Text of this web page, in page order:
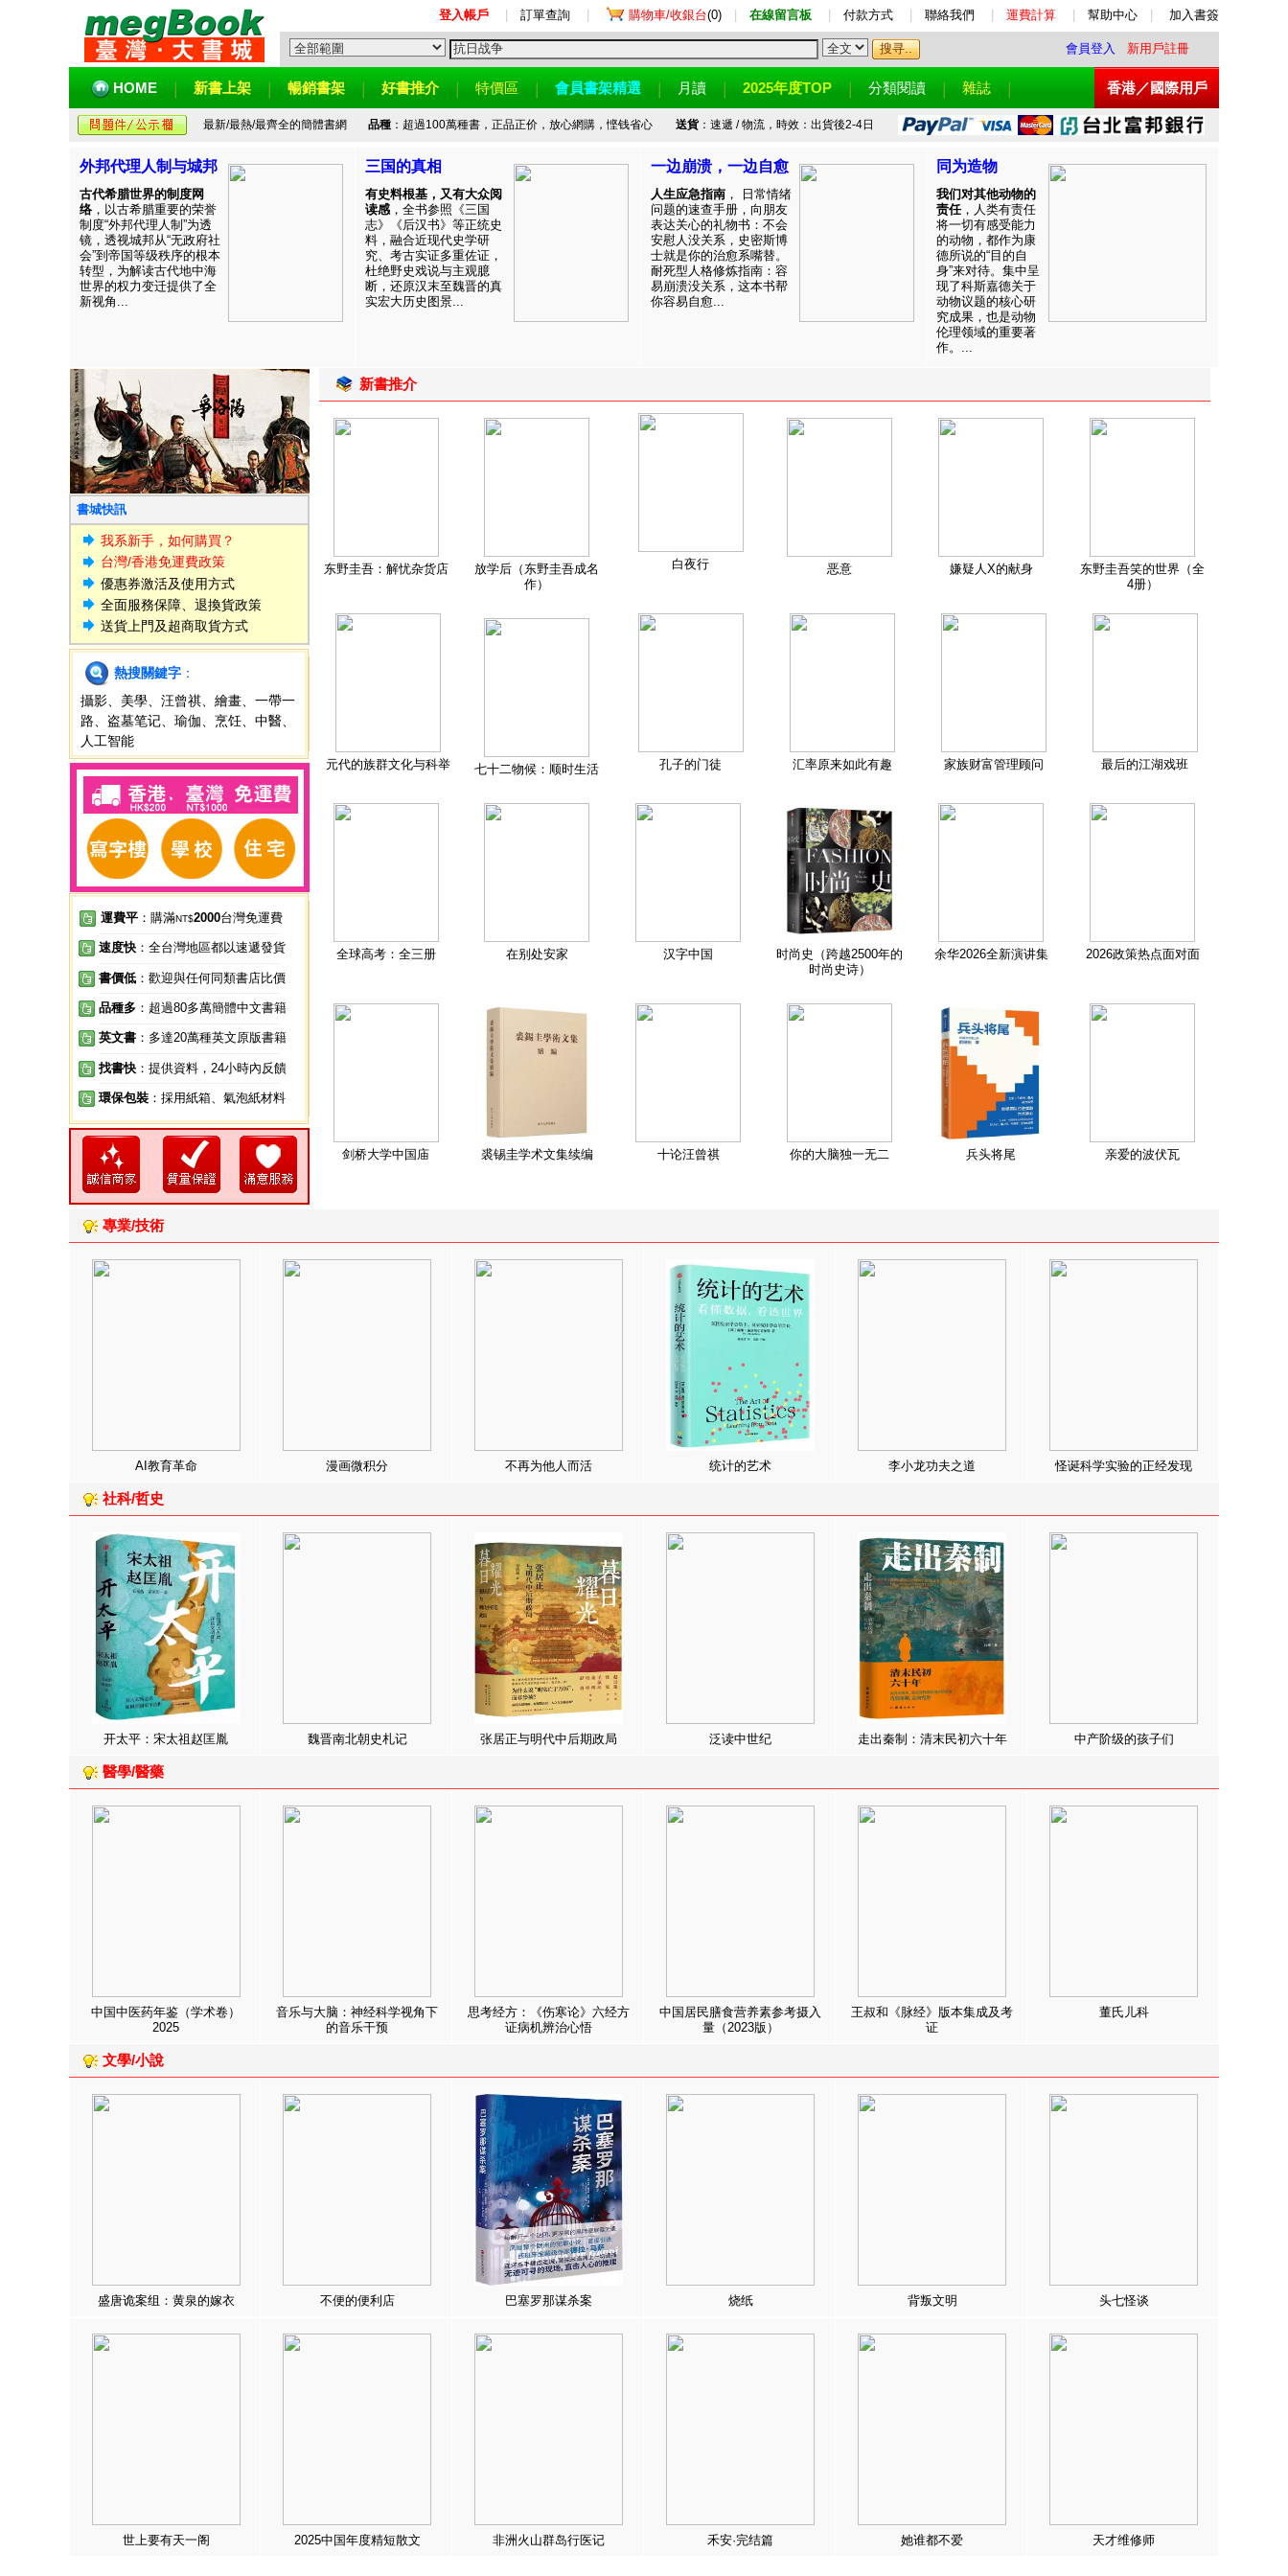
登入帳戶 訂單查詢 購物車/收銀台(0) 在線留言板 付款方式 聯絡我們 運費計算 幫助中心 加入書簽
會員登入 新用戶註冊
HOME 新書上架 暢銷書架 好書推介 特價區 會員書架精選 月讀 2025年度TOP 分類閱讀 雜誌 香港／國際用戶
最新/最熱/最齊全的簡體書網 品種：超過100萬種書，正品正价，放心網購，悭钱省心 送貨：速遞 / 物流，時效：出貨後2-4日
外邦代理人制与城邦
古代希腊世界的制度网
络 ，以古希腊重要的荣誉
制度“外邦代理人制”为透
镜，透视城邦从“无政府社
会”到帝国等级秩序的根本
转型，为解读古代地中海
世界的权力变迁提供了全
新视角...
三国的真相
有史料根基，又有大众阅
读感 ，全书参照《三国
志》《后汉书》等正统史
料，融合近现代史学研
究、考古实证多重佐证，
杜绝野史戏说与主观臆
断，还原汉末至魏晋的真
实宏大历史图景...
一边崩溃，一边自愈
人生应急指南 ， 日常情绪
问题的速查手册，向朋友
表达关心的礼物书：不会
安慰人没关系，史密斯博
士就是你的治愈系嘴替。
耐死型人格修炼指南：容
易崩溃没关系，这本书帮
你容易自愈...
同为造物
我们对其他动物的
责任，人类有责任
将一切有感受能力
的动物，都作为康
德所说的“目的自
身”来对待。集中呈
现了科斯嘉德关于
动物议题的核心研
究成果，也是动物
伦理领域的重要著
作。...
書城快訊
我系新手，如何購買？
台灣/香港免運費政策
優惠券激活及使用方式
全面服務保障、退換貨政策
送貨上門及超商取貨方式
熱搜關鍵字 ：
攝影
美學 汪曾祺 繪畫
一帶一
路
盗墓笔记 瑜伽 烹饪 中醫
人工智能
運費平 ：購滿NT$2000台灣免運費
速度快 ：全台灣地區都以速遞發貨
書價低 ：歡迎與任何同類書店比價
品種多 ：超過80多萬簡體中文書籍
英文書 ：多達20萬種英文原版書籍
找書快 ：提供資料，24小時內反饋
環保包裝 ：採用紙箱、氣泡紙材料
新書推介
东野圭吾：解忧杂货店
放学后（东野圭吾成名
作）
白夜行 恶意 嫌疑人X的献身
东野圭吾笑的世界（全
4册）
元代的族群文化与科举 七十二物候：顺时生活 孔子的门徒 汇率原来如此有趣 家族财富管理顾问 最后的江湖戏班
全球高考：全三册 在别处安家 汉字中国
时尚史（跨越2500年的
时尚史诗）
余华2026全新演讲集 2026政策热点面对面
剑桥大学中国庙 裘锡圭学术文集续编 十论汪曾祺 你的大脑独一无二 兵头将尾 亲爱的波伏瓦
專業/技術
AI教育革命 漫画微积分 不再为他人而活 统计的艺术 李小龙功夫之道 怪诞科学实验的正经发现
社科/哲史
开太平：宋太祖赵匡胤 魏晋南北朝史札记 张居正与明代中后期政局 泛读中世纪 走出秦制：清末民初六十年 中产阶级的孩子们
醫學/醫藥
中国中医药年鉴（学术卷）
2025
音乐与大脑：神经科学视角下
的音乐干预
思考经方：《伤寒论》六经方
证病机辨治心悟
中国居民膳食营养素参考摄入
量（2023版）
王叔和《脉经》版本集成及考
证
董氏儿科
文學/小說
盛唐诡案组：黄泉的嫁衣 不便的便利店 巴塞罗那谋杀案 烧纸 背叛文明 头七怪谈
世上要有天一阁 2025中国年度精短散文 非洲火山群岛行医记 禾安·完结篇 她谁都不爱 天才维修师